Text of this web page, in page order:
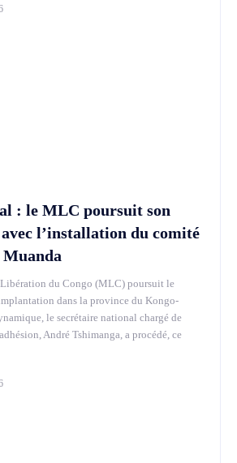
: le MLC poursuit son
l’installation du comité
Muanda
du Congo (MLC) poursuit le
dans la province du Kongo-
le secrétaire national chargé de
André Tshimanga, a procédé, ce